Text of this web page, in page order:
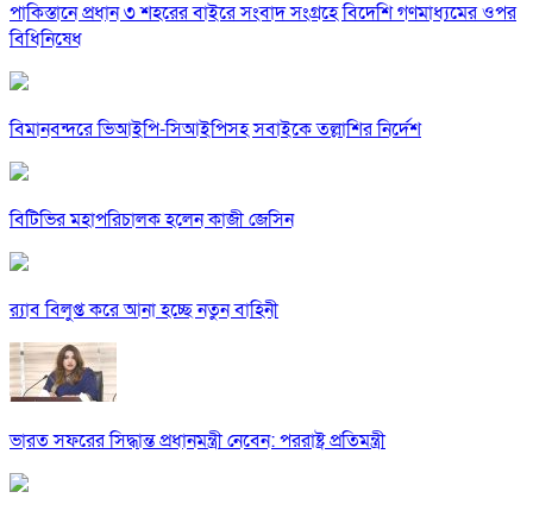
পাকিস্তানে প্রধান ৩ শহরের বাইরে সংবাদ সংগ্রহে বিদেশি গণমাধ্যমের ওপর
বিধিনিষেধ
বিমানবন্দরে ভিআইপি-সিআইপিসহ সবাইকে তল্লাশির নির্দেশ
বিটিভির মহাপরিচালক হলেন কাজী জেসিন
র‍্যাব বিলুপ্ত করে আনা হচ্ছে নতুন বাহিনী
ভারত সফরের সিদ্ধান্ত প্রধানমন্ত্রী নেবেন: পররাষ্ট্র প্রতিমন্ত্রী